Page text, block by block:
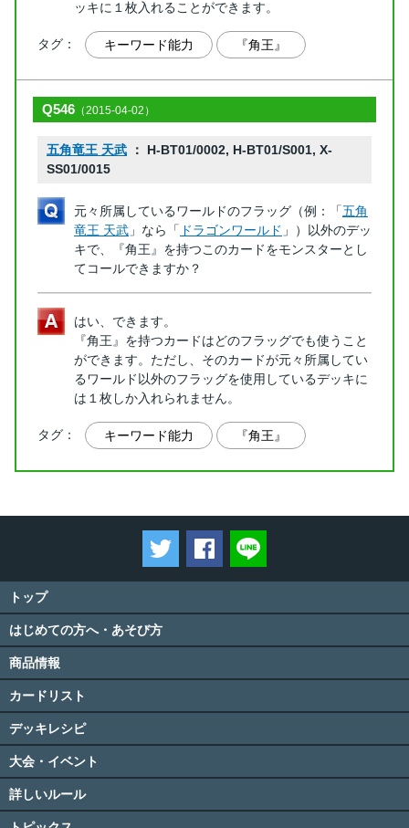
ッキに１枚入れることができます。
タグ： キーワード能力 『角王』
Q546 （2015-04-02）
五角竜王 天武 ： H-BT01/0002, H-BT01/S001, X-
SS01/0015
元々所属しているワールドのフラッグ（例：「五角
竜王 天武 」なら「 ドラゴンワールド 」）以外のデッ
キで、『角王』を持つこのカードをモンスターとし
てコールできますか？
はい、できます。
『角王』を持つカードはどのフラッグでも使うこと
ができます。ただし、そのカードが元々所属してい
るワールド以外のフラッグを使用しているデッキに
は１枚しか入れられません。
タグ： キーワード能力 『角王』
ツイートするFacebookでシェアする
トップ
はじめての方へ・あそび方
商品情報
カードリスト
デッキレシピ
大会・イベント
詳しいルール